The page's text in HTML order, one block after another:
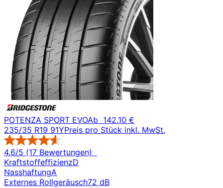
POTENZA SPORT EVOAb 142.10 €
235/35 R19 91YPreis pro Stück inkl. MwSt.
4.6/5 (17 Bewertungen)
KraftstoffeffizienzD
NasshaftungA
Externes Rollgeräusch72 dB